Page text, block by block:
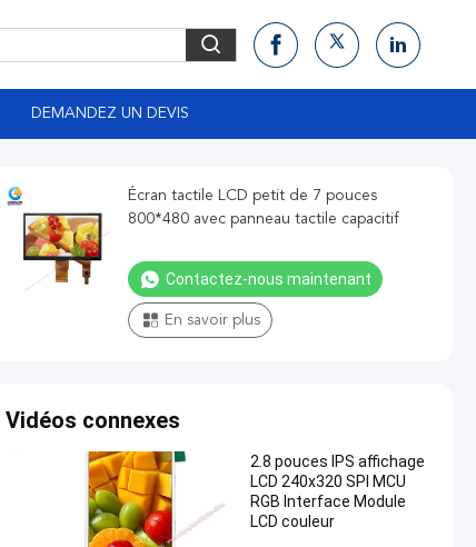
DEMANDEZ UN DEVIS
Écran tactile LCD petit de 7 pouces
800*480 avec panneau tactile capacitif
Contactez-nous maintenant
En savoir plus
Vidéos connexes
2.8 pouces IPS affichage
LCD 240x320 SPI MCU
RGB Interface Module
LCD couleur